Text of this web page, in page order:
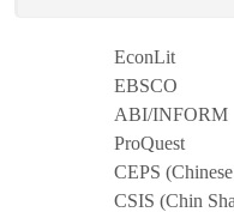
EconLit
EBSCO
ABI/INFORM
ProQuest
CEPS
CSIS (Chin